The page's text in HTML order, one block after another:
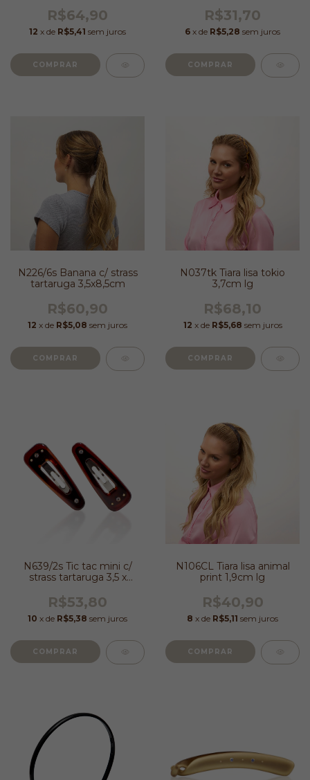
R$64,90
12 x de R$5,41 sem juros
R$31,70
6 x de R$5,28 sem juros
N226/6s Banana c/ strass
tartaruga 3,5x8,5cm
R$60,90
12 x de R$5,08 sem juros
N037tk Tiara lisa tokio
3,7cm lg
R$68,10
12 x de R$5,68 sem juros
N639/2s Tic tac mini c/
strass tartaruga 3,5 x
R$53,80
10 x de R$5,38 sem juros
N106CL Tiara lisa animal
print 1,9cm lg
R$40,90
8 x de R$5,11 sem juros